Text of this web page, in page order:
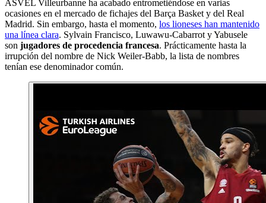
ASVEL Villeurbanne ha acabado entrometiéndose en varias
ocasiones en el mercado de fichajes del Barça Basket y del Real
Madrid. Sin embargo, hasta el momento, los lioneses han mantenido
una línea clara. Sylvain Francisco, Luwawu-Cabarrot y Yabusele
son jugadores de procedencia francesa. Prácticamente hasta la
irrupción del nombre de Nick Weiler-Babb, la lista de nombres
tenían ese denominador común.